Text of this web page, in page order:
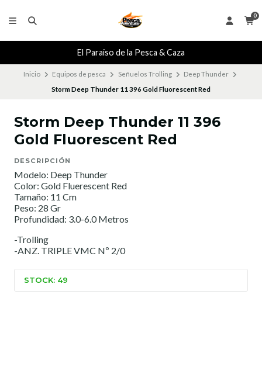
0
El Paraiso de la Pesca & Caza
Inicio Equipos de pesca Señuelos Trolling
Deep Thunder
Storm Deep Thunder 11 396 Gold Fluorescent Red
Storm Deep Thunder 11 396
Gold Fluorescent Red
DESCRIPCIÓN
Modelo: Deep Thunder
Color: Gold Fluerescent Red
Tamaño: 11 Cm
Peso: 28 Gr
Profundidad: 3.0-6.0 Metros
-Trolling
-ANZ. TRIPLE VMC Nº 2/0
STOCK: 49